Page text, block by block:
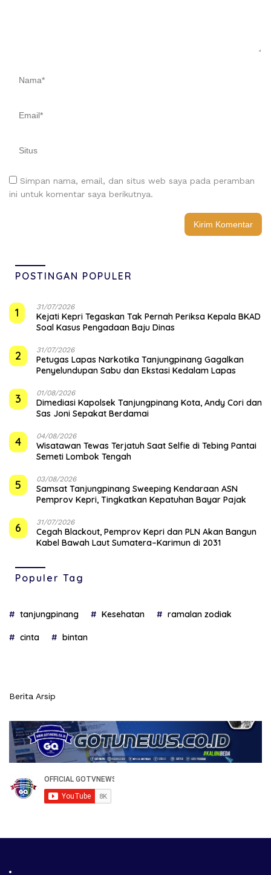
Simpan nama, email, dan situs web saya pada peramban
ini untuk komentar saya berikutnya.
POSTINGAN POPULER
1 31/07/2026
Kejati Kepri Tegaskan Tak Pernah Periksa Kepala BKAD
Soal Kasus Pengadaan Baju Dinas
2 31/07/2026
Petugas Lapas Narkotika Tanjungpinang Gagalkan
Penyelundupan Sabu dan Ekstasi Kedalam Lapas
3 01/08/2026
Dimediasi Kapolsek Tanjungpinang Kota, Andy Cori dan
Sas Joni Sepakat Berdamai
4 04/08/2026
Wisatawan Tewas Terjatuh Saat Selfie di Tebing Pantai
Semeti Lombok Tengah
5 03/08/2026
Samsat Tanjungpinang Sweeping Kendaraan ASN
Pemprov Kepri, Tingkatkan Kepatuhan Bayar Pajak
6 31/07/2026
Cegah Blackout, Pemprov Kepri dan PLN Akan Bangun
Kabel Bawah Laut Sumatera–Karimun di 2031
Populer Tag
tanjungpinang Kesehatan ramalan zodiak
cinta bintan
Berita Arsip